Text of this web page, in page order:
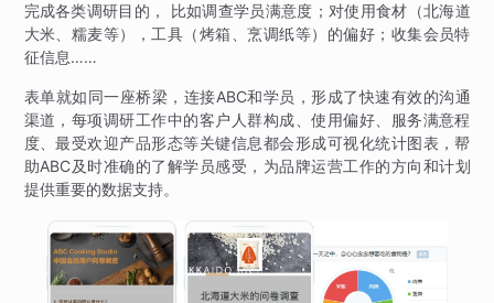
完成各类调研目的， 比如调查学员满意度；对使用食材（北海道
大米、糯麦等），工具（烤箱、烹调纸等）的偏好；收集会员特
征信息……
表单就如同一座桥梁，连接ABC和学员，形成了快速有效的沟通
渠道，每项调研工作中的客户人群构成、使用偏好、服务满意程
度、最受欢迎产品形态等关键信息都会形成可视化统计图表，帮
助ABC及时准确的了解学员感受，为品牌运营工作的方向和计划
提供重要的数据支持。